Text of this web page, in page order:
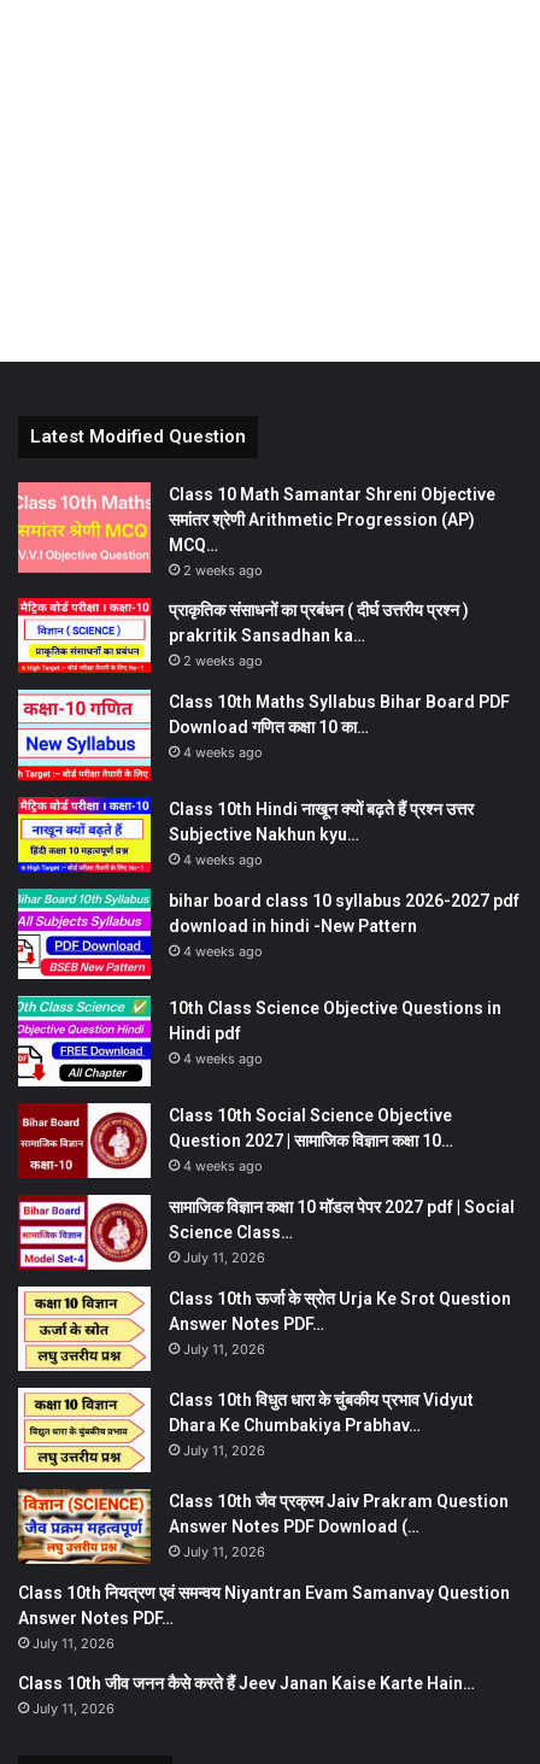
Latest Modified Question
Class 10 Math Samantar Shreni Objective
समांतर श्रेणी Arithmetic Progression (AP)
MCQ…
2 weeks ago
प्राकृतिक संसाधनों का प्रबंधन ( दीर्घ उत्तरीय प्रश्न )
prakritik Sansadhan ka…
2 weeks ago
Class 10th Maths Syllabus Bihar Board PDF
Download गणित कक्षा 10 का…
4 weeks ago
Class 10th Hindi नाखून क्यों बढ़ते हैं प्रश्न उत्तर
Subjective Nakhun kyu…
4 weeks ago
bihar board class 10 syllabus 2026-2027 pdf
download in hindi -New Pattern
4 weeks ago
10th Class Science Objective Questions in
Hindi pdf
4 weeks ago
Class 10th Social Science Objective
Question 2027 | सामाजिक विज्ञान कक्षा 10…
4 weeks ago
सामाजिक विज्ञान कक्षा 10 मॉडल पेपर 2027 pdf | Social
Science Class…
July 11, 2026
Class 10th ऊर्जा के स्रोत Urja Ke Srot Question
Answer Notes PDF…
July 11, 2026
Class 10th विधुत धारा के चुंबकीय प्रभाव Vidyut
Dhara Ke Chumbakiya Prabhav…
July 11, 2026
Class 10th जैव प्रक्रम Jaiv Prakram Question
Answer Notes PDF Download (…
July 11, 2026
Class 10th नियत्रण एवं समन्वय Niyantran Evam Samanvay Question
Answer Notes PDF…
July 11, 2026
Class 10th जीव जनन कैसे करते हैं Jeev Janan Kaise Karte Hain…
July 11, 2026